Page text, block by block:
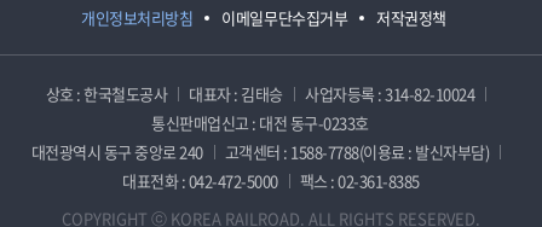
개인정보처리방침 이메일무단수집거부 저작권정책
상호 : 한국철도공사 대표자 : 김태승
사업자등록 : 314-82-10024
통신판매업신고 : 대전 동구-0233호
대전광역시 동구 중앙로 240
고객센터 : 1588-7788(이용료 : 발신자부담)
대표전화 : 042-472-5000
팩스 : 02-361-8385
COPYRIGHT ⓒ KOREA RAILROAD. ALL RIGHTS RESERVED.